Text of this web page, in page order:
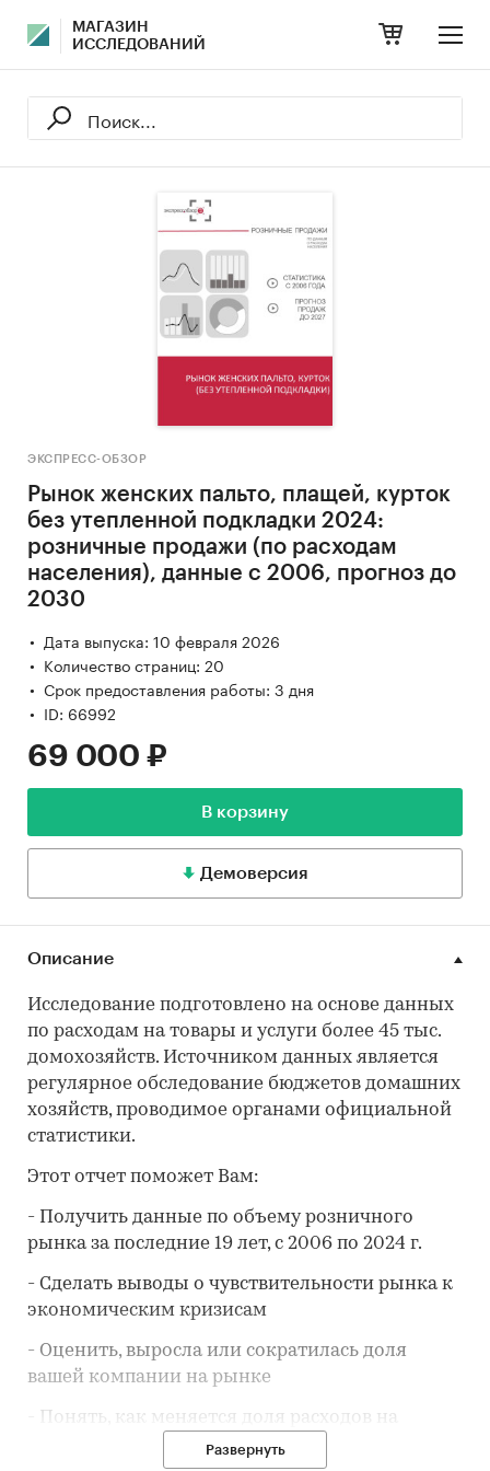
МАГАЗИН
ИССЛЕДОВАНИЙ
ЭКСПРЕСС-ОБЗОР
Рынок женских пальто, плащей, курток
без утепленной подкладки 2024:
розничные продажи (по расходам
населения), данные с 2006, прогноз до
2030
Дата выпуска: 10 февраля 2026
Количество страниц: 20
Срок предоставления работы: 3 дня
ID: 66992
69 000 ₽
В корзину
Демоверсия
Описание
Исследование подготовлено на основе данных
по расходам на товары и услуги более 45 тыс.
домохозяйств. Источником данных является
регулярное обследование бюджетов домашних
хозяйств, проводимое органами официальной
статистики.
Этот отчет поможет Вам:
- Получить данные по объему розничного
рынка за последние 19 лет, с 2006 по 2024 г.
- Сделать выводы о чувствительности рынка к
экономическим кризисам
- Оценить, выросла или сократилась доля
вашей компании на рынке
- Понять, как меняется доля расходов на
в потребительской корзине
Развернуть